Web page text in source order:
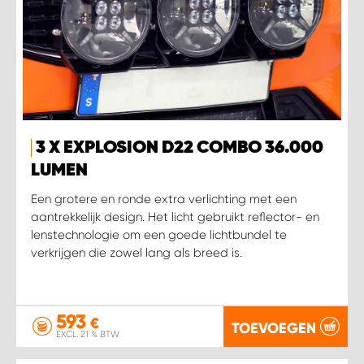
3 X EXPLOSION D22 COMBO 36.000
LUMEN
Een grotere en ronde extra verlichting met een
aantrekkelijk design. Het licht gebruikt reflector- en
lenstechnologie om een goede lichtbundel te
verkrijgen die zowel lang als breed is.
593 €
EXCL. 21 % BTW TOEVOEGEN